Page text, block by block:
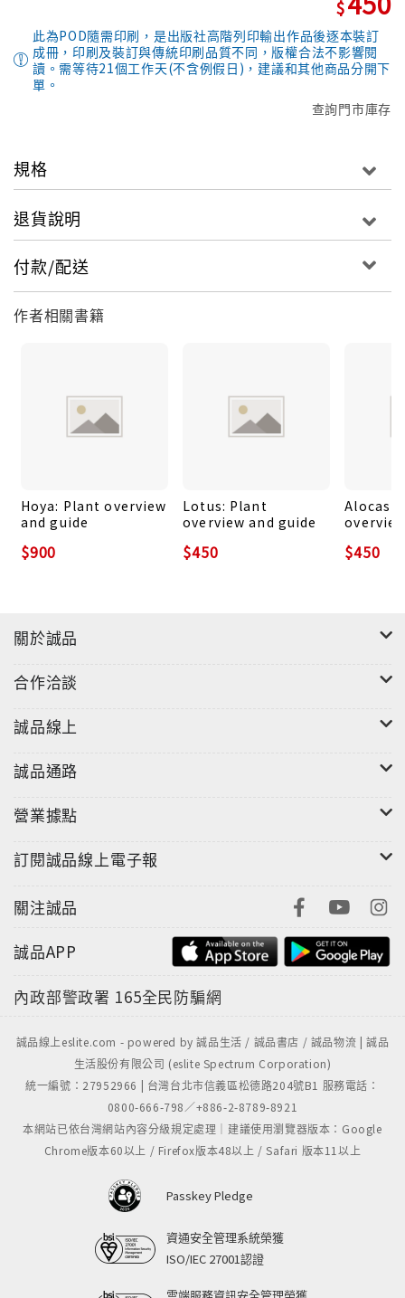
此為POD隨需印刷，是出版社高階列印輸出作品後逐本裝訂
成冊，印刷及裝訂與傳統印刷品質不同，版權合法不影響閱
讀。需等待21個工作天(不含例假日)，建議和其他商品分開下
單。
查詢門市庫存
規格
退貨說明
付款/配送
作者相關書籍
Hoya: Plant overview
and guide
$900
Lotus: Plant
overview and guide
$450 $450
關於誠品
合作洽談
誠品線上
誠品通路
營業據點
訂閱誠品線上電子報
關注誠品
誠品APP
內政部警政署 165全民防騙網
誠品線上eslite.com - powered by 誠品生活 / 誠品書店 / 誠品物流 | 誠品
生活股份有限公司 (eslite Spectrum Corporation)
統一編號：27952966 | 台灣台北市信義區松德路204號B1 服務電話：
0800-666-798／+886-2-8789-8921
本網站已依台灣網站內容分級規定處理｜建議使用瀏覽器版本：Google
Chrome版本60以上 / Firefox版本48以上 / Safari 版本11以上
Passkey Pledge
資通安全管理系統榮獲
ISO/IEC 27001認證